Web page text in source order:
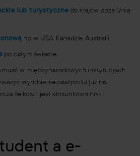
lub turystyczne do krajów poza Unią
np. w USA, Kanadzie, Australii,
po całym świecie,
w międzynarodowych instytucjach.
wyrobienie paszportu już na
że koszt jest stosunkowo niski.
a e-